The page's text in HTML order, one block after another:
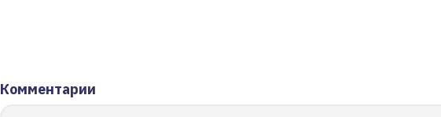
Комментарии